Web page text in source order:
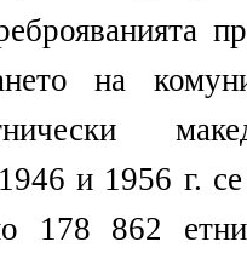
на
и 1956 г.
178 862